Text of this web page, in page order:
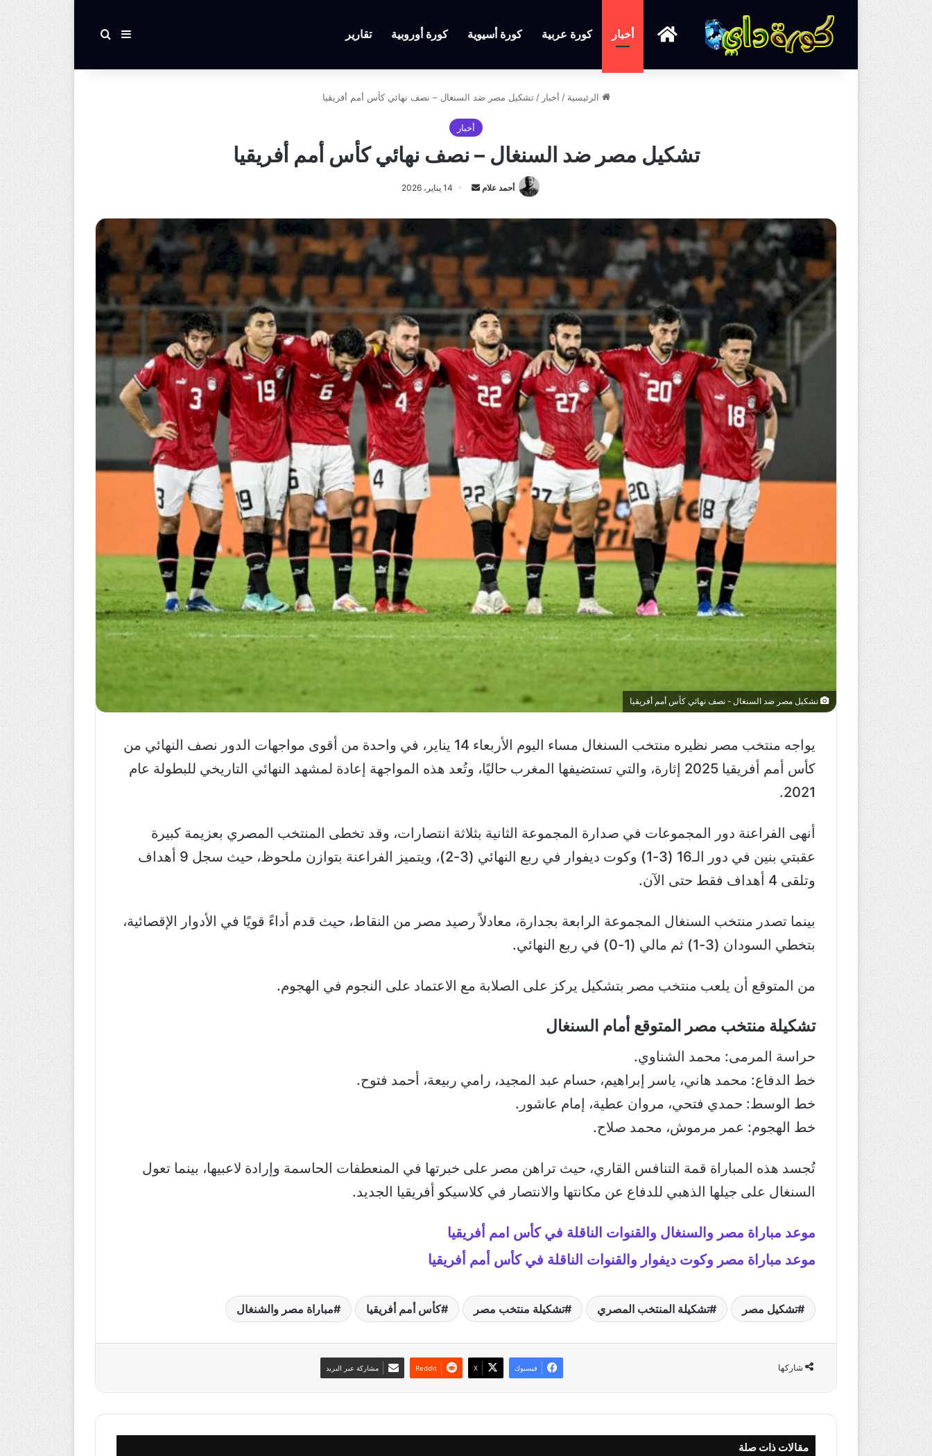
الرئيسية
أخبار كورة عربية كورة أسيوية كورة أوروبية تقارير إضافة عمود جانبي
بحث عن
الرئيسية / أخبار / تشكيل مصر ضد السنغال – نصف نهائي كأس أمم أفريقيا
أخبار
تشكيل مصر ضد السنغال – نصف نهائي كأس أمم أفريقيا
أحمد علام
أرسل
إلكترونيا
14 يناير، 2026
تشكيل مصر ضد السنغال - نصف نهائي كأس أمم أفريقيا
يواجه منتخب مصر نظيره منتخب السنغال مساء اليوم الأربعاء 14 يناير، في واحدة من أقوى مواجهات الدور نصف النهائي من
كأس أمم أفريقيا 2025 إثارة، والتي تستضيفها المغرب حاليًا، وتُعد هذه المواجهة إعادة لمشهد النهائي التاريخي للبطولة عام
2021.
أنهى الفراعنة دور المجموعات في صدارة المجموعة الثانية بثلاثة انتصارات، وقد تخطى المنتخب المصري بعزيمة كبيرة
عقبتي بنين في دور الـ16 (3-1) وكوت ديفوار في ربع النهائي (3-2)، ويتميز الفراعنة بتوازن ملحوظ، حيث سجل 9 أهداف
وتلقى 4 أهداف فقط حتى الآن.
بينما تصدر منتخب السنغال المجموعة الرابعة بجدارة، معادلاً رصيد مصر من النقاط، حيث قدم أداءً قويًا في الأدوار الإقصائية،
بتخطي السودان (3-1) ثم مالي (1-0) في ربع النهائي.
من المتوقع أن يلعب منتخب مصر بتشكيل يركز على الصلابة مع الاعتماد على النجوم في الهجوم.
تشكيلة منتخب مصر المتوقع أمام السنغال
حراسة المرمى: محمد الشناوي.
خط الدفاع: محمد هاني، ياسر إبراهيم، حسام عبد المجيد، رامي ربيعة، أحمد فتوح.
خط الوسط: حمدي فتحي، مروان عطية، إمام عاشور.
خط الهجوم: عمر مرموش، محمد صلاح.
تُجسد هذه المباراة قمة التنافس القاري، حيث تراهن مصر على خبرتها في المنعطفات الحاسمة وإرادة لاعبيها، بينما تعول
السنغال على جيلها الذهبي للدفاع عن مكانتها والانتصار في كلاسيكو أفريقيا الجديد.
موعد مباراة مصر والسنغال والقنوات الناقلة في كأس امم أفريقيا
موعد مباراة مصر وكوت ديفوار والقنوات الناقلة في كأس أمم أفريقيا
تشكيل مصر تشكيلة المنتخب المصري تشكيلة منتخب مصر كأس أمم أفريقيا مباراة مصر والشنغال
شاركها فيسبوك ‫X
‏Reddit مشاركة عبر البريد
مقالات ذات صلة